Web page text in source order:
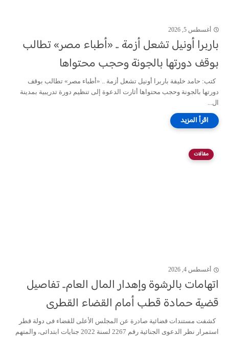
أغسطس 5, 2026
باربرا أونيل تشعل أزمة .. «أطباء مصر» تطالب
بوقف دورتها بالجونة وحجب محتواها
كتب: حامد خليفة باربرا أونيل تشعل أزمة .. «أطباء مصر» تطالب بوقف
دورتها بالجونة وحجب محتواها أثارت الدعوة إلى تنظيم دورة تدريبية بمدينة
ال...
مقالات
أغسطس 4, 2026
اتهامات بالرشوة وإهدار المال العام.. تفاصيل
قضية حمادة قطب أمام القضاء القطرى
كشفت مستندات قضائية صادرة عن المجلس الأعلى للقضاء فى دولة قطر
استمرار نظر الدعوى الجنائية رقم 2267 لسنة 2022 جنايات ابتدائى، والمتهم